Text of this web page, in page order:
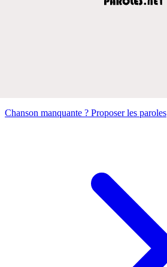
Chanson manquante ? Proposer les paroles